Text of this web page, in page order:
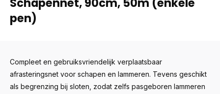
pen)
Compleet en gebruiksvriendelijk verplaatsbaar
afrasteringsnet voor schapen en lammeren. Tevens geschikt
als begrenzing bij sloten, zodat zelfs pasgeboren lammeren